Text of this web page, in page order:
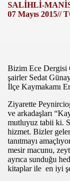
SALİHLİ-
07 Mayıs 2015//
Bizim Ece Dergisi
şairler Sedat
İlçe Kaymakamı
Ziyarette
ve arkadaşları
mutluyuz tabii ki.
hizmet. Bizler
tanıtmayı
mesir macunu,
ayrıca sunduğu
kitaplar ile en iyi